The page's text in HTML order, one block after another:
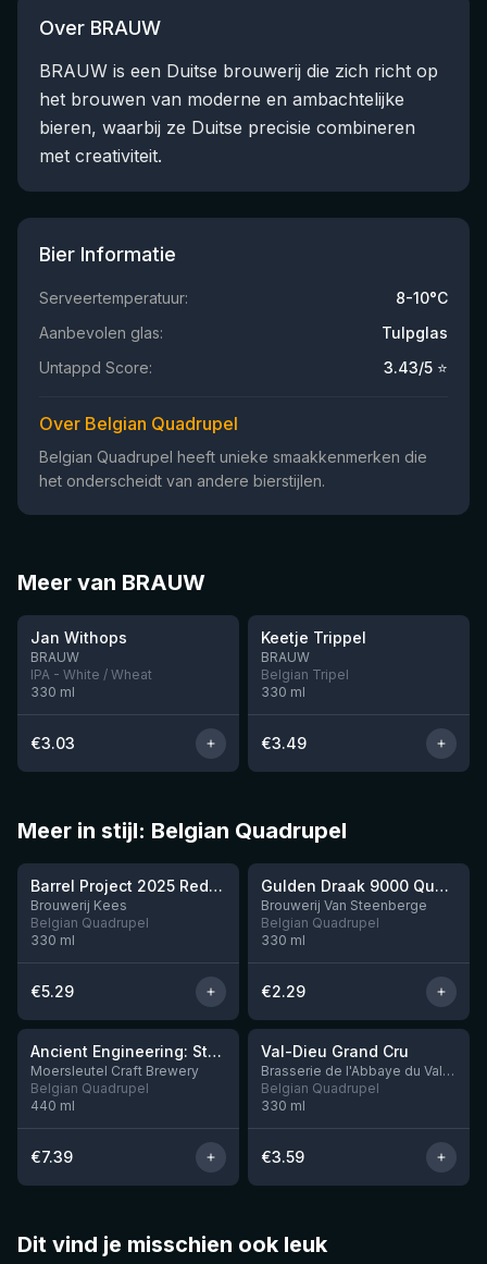
Over BRAUW
BRAUW is een Duitse brouwerij die zich richt op
het brouwen van moderne en ambachtelijke
bieren, waarbij ze Duitse precisie combineren
met creativiteit.
Bier Informatie
Serveertemperatuur:
8-10°C
Aanbevolen glas:
Tulpglas
Untappd Score:
3.43/5 ⭐
Over Belgian Quadrupel
Belgian Quadrupel heeft unieke smaakkenmerken die
het onderscheidt van andere bierstijlen.
Meer van BRAUW
★3.33
Jan Withops
BRAUW
IPA - White / Wheat
330 ml
€3.03
Keetje Trippel
BRAUW
Belgian Tripel
330 ml
€3.49
Meer in stijl: Belgian Quadrupel
★3.97
Barrel Project 2025 Red Wine Aged In Red Wine Barrels. (Collab With Tartarus Brewing)
Brouwerij Kees
Belgian Quadrupel
330 ml
€5.29
★3.82
Gulden Draak 9000 Quadruple
Brouwerij Van Steenberge
Belgian Quadrupel
330 ml
€2.29
★3.91
Ancient Engineering: Stone Quern
Moersleutel Craft Brewery
Belgian Quadrupel
440 ml
€7.39
★3.77
Val-Dieu Grand Cru
Brasserie de l'Abbaye du Val-Dieu
Belgian Quadrupel
330 ml
€3.59
Dit vind je misschien ook leuk
★4.46 ★4.48